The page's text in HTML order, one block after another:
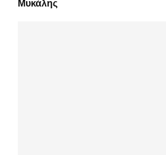
Μυκάλης